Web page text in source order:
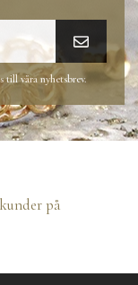
till våra nyhetsbrev.
på